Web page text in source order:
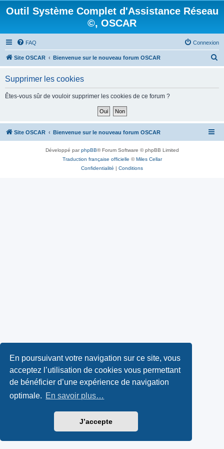
En poursuivant votre navigation sur ce site, vous
acceptez l’utilisation de cookies vous permettant
de bénéficier d’une expérience de navigation
optimale. En savoir plus…
J’accepte
Outil Système Complet d'Assistance Réseau
©, OSCAR
FAQ Connexion
Site OSCAR Bienvenue sur le nouveau forum OSCAR
h
Supprimer les cookies
Êtes-vous sûr de vouloir supprimer les cookies de ce forum ?
Site OSCAR Bienvenue sur le nouveau forum OSCAR
Développé parphpBB® Forum Software © phpBB Limited
Traduction française officielle ©Miles Cellar
Confidentialité | Conditions